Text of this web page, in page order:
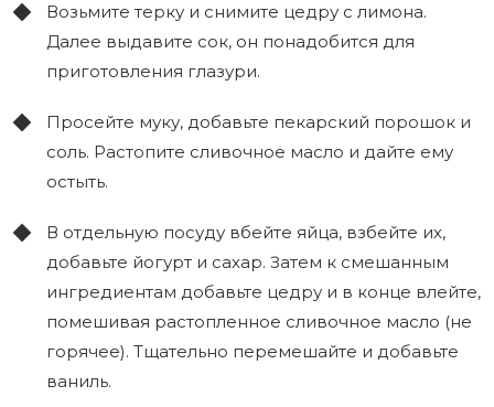
Возьмите терку и снимите цедру с лимона.
Далее выдавите сок, он понадобится для
приготовления глазури.
Просейте муку, добавьте пекарский порошок и
соль. Растопите сливочное масло и дайте ему
остыть.
В отдельную посуду вбейте яйца, взбейте их,
добавьте йогурт и сахар. Затем к смешанным
ингредиентам добавьте цедру и в конце влейте,
помешивая растопленное сливочное масло (не
горячее). Тщательно перемешайте и добавьте
ваниль.